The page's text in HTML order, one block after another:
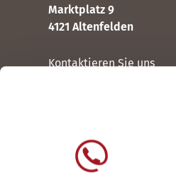
Marktplatz 9
4121 Altenfelden
Kontaktieren Sie uns
Seit 2006 für